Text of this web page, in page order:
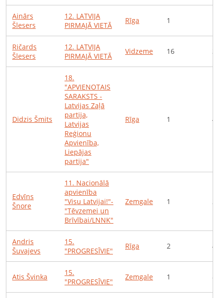
Ainārs
Šlesers
12. LATVIJA
PIRMAJĀ VIETĀ
Rīga 1
Ričards
Šlesers
12. LATVIJA
PIRMAJĀ VIETĀ
Vidzeme 16 3
Didzis Šmits
18.
"APVIENOTAIS
SARAKSTS -
Latvijas Zaļā
partija,
Latvijas
Reģionu
Apvienība,
Liepājas
partija"
Rīga 1 4
Edvīns
Šnore
11 . Nacionālā
apvienība
"Visu Latvijai!"-
"Tēvzemei un
Brīvībai/LNNK"
Zemgale 1 2
Andris
Šuvajevs
15.
"PROGRESĪVIE"
Rīga 2 4
Atis Švinka 15.
"PROGRESĪVIE"
Zemgale 1